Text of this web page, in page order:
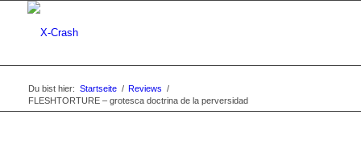
Du bist hier: Startseite / Reviews /
FLESHTORTURE – grotesca doctrina de la perversidad